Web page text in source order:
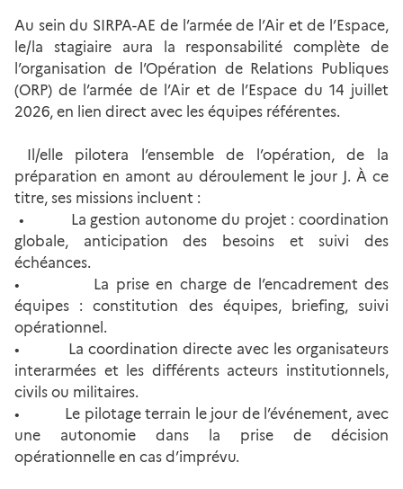
Au sein du SIRPA-AE de l’armée de l’Air et de l’Espace,
le/la stagiaire aura la responsabilité complète de
l’organisation de l’Opération de Relations Publiques
(ORP) de l’armée de l’Air et de l’Espace du 14 juillet
2026, en lien direct avec les équipes référentes.
Il/elle pilotera l’ensemble de l’opération, de la
préparation en amont au déroulement le jour J. À ce
titre, ses missions incluent :
• La gestion autonome du projet : coordination
globale, anticipation des besoins et suivi des
échéances.
• La prise en charge de l’encadrement des
équipes : constitution des équipes, briefing, suivi
opérationnel.
• La coordination directe avec les organisateurs
interarmées et les différents acteurs institutionnels,
civils ou militaires.
• Le pilotage terrain le jour de l’événement, avec
une autonomie dans la prise de décision
opérationnelle en cas d’imprévu.